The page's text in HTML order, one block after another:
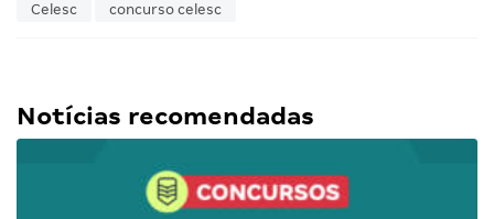
Celesc concurso celesc
Notícias recomendadas